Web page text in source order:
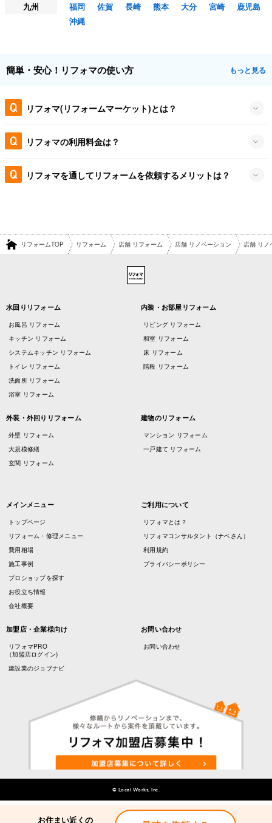
九州
福岡 佐賀 長崎 熊本 大分 宮崎
鹿児島
沖縄
簡単・安心！リフォマの使い方 もっと見る
リフォマ(リフォームマーケット)とは？
リフォマの利用料金は？
リフォマを通してリフォームを依頼するメリットは？
リフォームTOP リフォーム 店舗 リフォーム 店舗 リノベーション 店舗 リノ
水回りリフォーム
お風呂 リフォーム
キッチン リフォーム
システムキッチン リフォーム
トイレ リフォーム
洗面所 リフォーム
浴室 リフォーム
内装・お部屋リフォーム
リビング リフォーム
和室 リフォーム
床 リフォーム
階段 リフォーム
外装・外回りリフォーム
外壁 リフォーム
大規模修繕
玄関 リフォーム
建物のリフォーム
マンション リフォーム
一戸建て リフォーム
メインメニュー
トップページ
リフォーム・修理メニュー
費用相場
施工事例
プロショップを探す
お役立ち情報
会社概要
ご利用について
リフォマとは？
リフォマコンサルタント（ナベさん）
利用規約
プライバシーポリシー
加盟店・企業様向け
リフォマPRO
（加盟店ログイン)
建設業のジョブナビ
お問い合わせ
お問い合わせ
© Local Works, Inc.
お住まい近くの